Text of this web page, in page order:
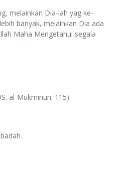
melainkan Dia-lah yag ke-
banyak, melainkan Dia ada
Maha Mengetahui segala
al-Mukminun: 115)